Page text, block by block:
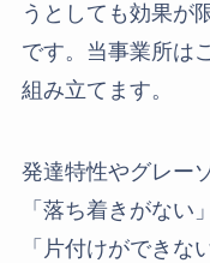
うとしても効果が
です。当事業所は
組み立てます。
発達特性やグレー
「落ち着きがない
「片付けができな